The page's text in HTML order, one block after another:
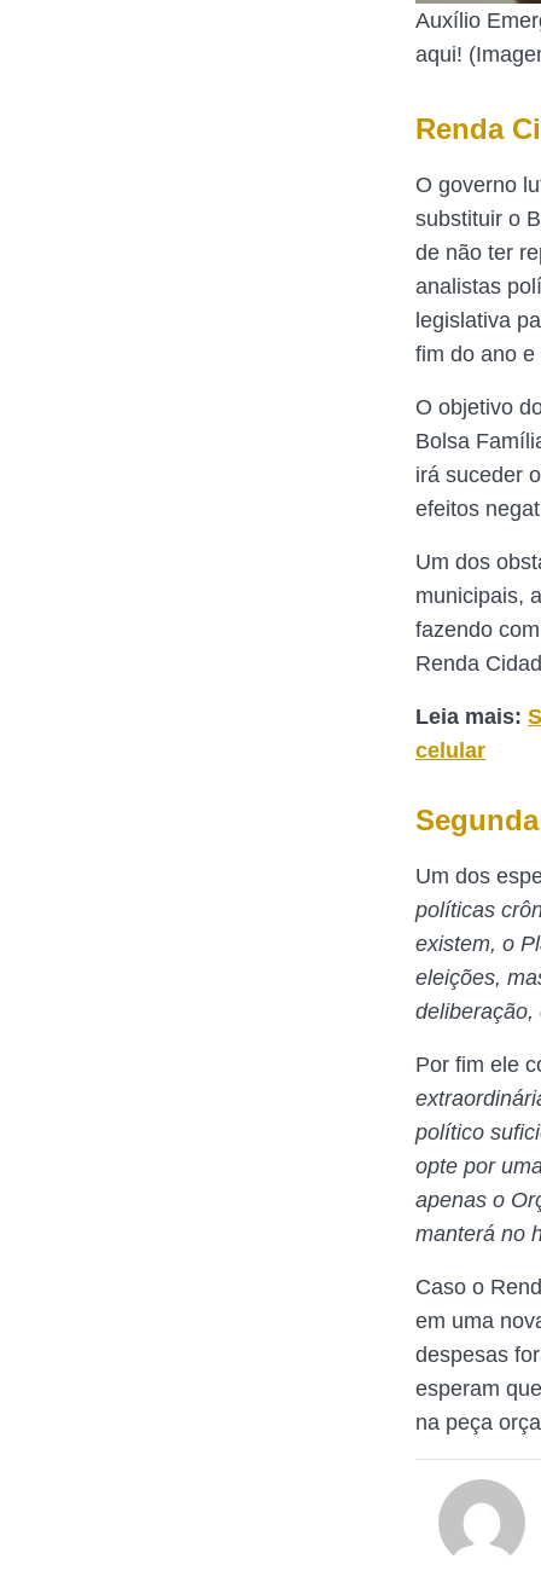
Auxílio
aqui!
Renda
O governo
substituir o
de não ter
analistas
legislativa
fim do ano
O objetivo
Bolsa
irá suceder
efeitos
Um dos
municipais,
fazendo
Renda
Leia mais:
celular
Um dos
políticas
existem, o
eleições,
deliberação,
Por fim ele
político
opte por
apenas o
manterá no
Caso o
em uma
despesas
esperam
na peça